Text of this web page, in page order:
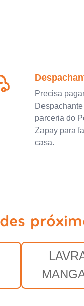
Precisa
parceria do
Zapay para
casa.